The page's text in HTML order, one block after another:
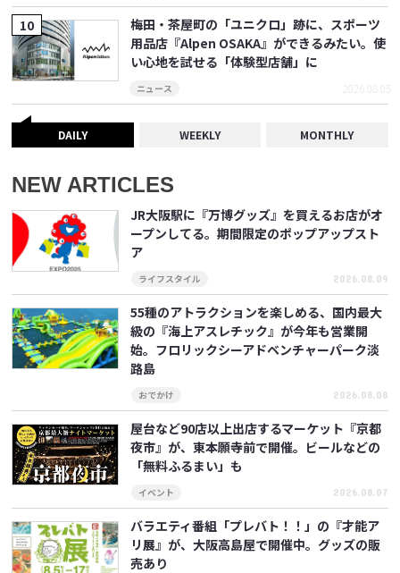
梅田・茶屋町の「ユニクロ」跡に、スポーツ
用品店『Alpen OSAKA』ができるみたい。使
い心地を試せる「体験型店舗」に
ニュース 2026.08.05
DAILY WEEKLY MONTHLY
NEW ARTICLES
JR大阪駅に『万博グッズ』を買えるお店がオ
ープンしてる。期間限定のポップアップスト
ア
ライフスタイル 2026.08.09
55種のアトラクションを楽しめる、国内最大
級の『海上アスレチック』が今年も営業開
始。フロリックシーアドベンチャーパーク淡
路島
おでかけ 2026.08.08
屋台など90店以上出店するマーケット『京都
夜市』が、東本願寺前で開催。ビールなどの
「無料ふるまい」も
イベント 2026.08.07
バラエティ番組「プレバト！！」の『才能ア
リ展』が、大阪高島屋で開催中。グッズの販
売あり